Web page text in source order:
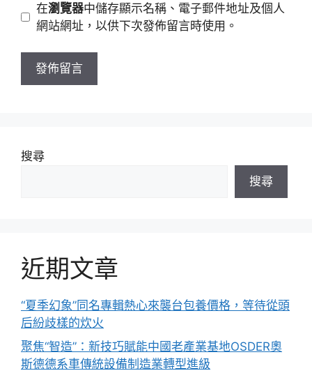
址
站
址
在瀏覽器中儲存顯示名稱、電子郵件地址及個人
網站網址，以供下次發佈留言時使用。
搜尋
搜尋
近期文章
“夏季幻象”同名專輯熱心來襲台包養價格，等待從頭
后紛歧樣的炊火
聚焦“智造”：新技巧賦能中國老產業基地OSDER奧
斯德德系車傳統設備制造業轉型進級